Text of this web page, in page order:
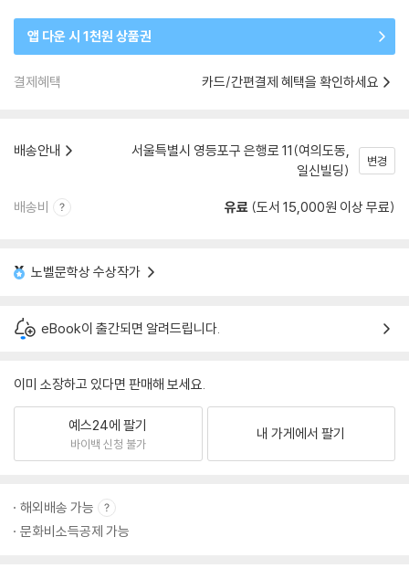
앱 다운 시 1천원 상품권
결제혜택 카드/간편결제 혜택을 확인하세요
배송안내
서울특별시 영등포구 은행로 11(여의도동,
일신빌딩)
변경
배송비 유료 (도서 15,000원 이상 무료)
노벨문학상 수상작가
eBook이 출간되면 알려드립니다.
이미 소장하고 있다면 판매해 보세요.
예스24에 팔기
바이백 신청 불가
내 가게에서 팔기
해외배송 가능
문화비소득공제 가능